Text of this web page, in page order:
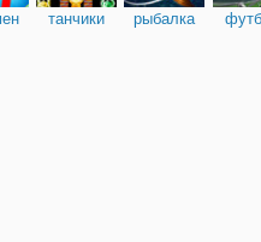
танчики рыбалка